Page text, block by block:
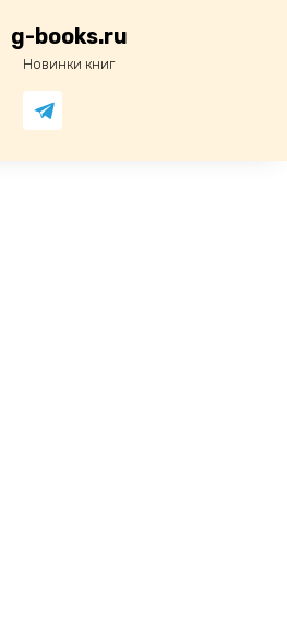
g-books.ru
Новинки книг